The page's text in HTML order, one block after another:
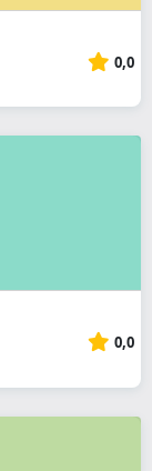
0,0
0,0